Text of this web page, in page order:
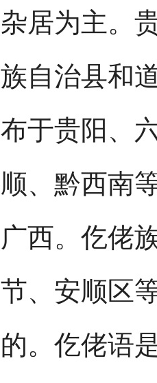
杂居为主。
族自治县和
布于贵阳、
顺、黔西南
广西。仡佬
节、安顺区
的。仡佬语